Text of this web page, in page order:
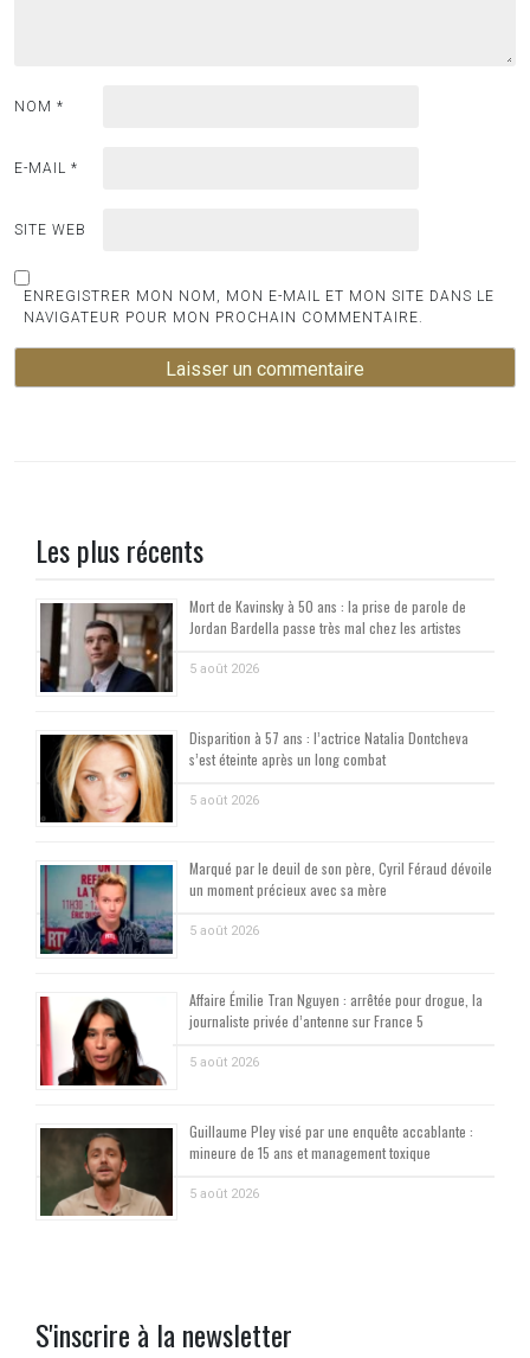
NOM *
E-MAIL *
SITE WEB
ENREGISTRER MON NOM, MON E-MAIL ET MON SITE DANS LE
NAVIGATEUR POUR MON PROCHAIN COMMENTAIRE.
Les plus récents
Mort de Kavinsky à 50 ans : la prise de parole de
Jordan Bardella passe très mal chez les artistes
5 août 2026
Disparition à 57 ans : l’actrice Natalia Dontcheva
s’est éteinte après un long combat
5 août 2026
Marqué par le deuil de son père, Cyril Féraud dévoile
un moment précieux avec sa mère
5 août 2026
Affaire Émilie Tran Nguyen : arrêtée pour drogue, la
journaliste privée d’antenne sur France 5
5 août 2026
Guillaume Pley visé par une enquête accablante :
mineure de 15 ans et management toxique
5 août 2026
S'inscrire à la newsletter